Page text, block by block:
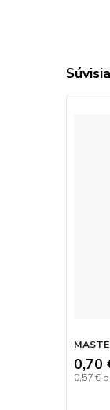
0,70
0,57 €